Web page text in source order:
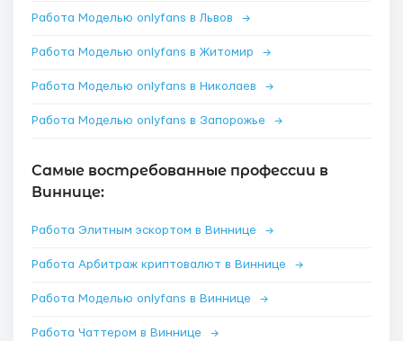
Работа Моделью onlyfans в Львов →
Работа Моделью onlyfans в Житомир →
Работа Моделью onlyfans в Николаев →
Работа Моделью onlyfans в Запорожье →
Самые востребованные профессии в
Виннице:
Работа Элитным эскортом в Виннице →
Работа Арбитраж криптовалют в Виннице →
Работа Моделью onlyfans в Виннице →
Работа Чаттером в Виннице →